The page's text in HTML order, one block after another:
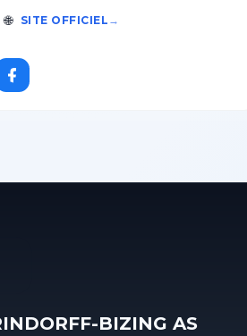
🌐 SITE OFFICIEL
BIZING AS